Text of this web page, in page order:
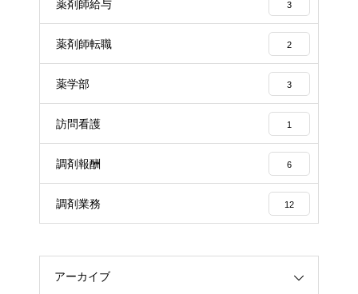
薬剤師給与 3
薬剤師転職 2
薬学部 3
訪問看護 1
調剤報酬 6
調剤業務 12
アーカイブ